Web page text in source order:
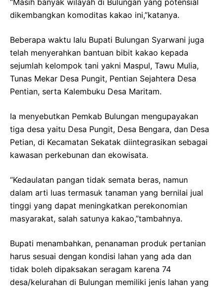
“Masih banyak wilayah di Bulungan yang potensial
dikembangkan komoditas kakao ini,”katanya.
Beberapa waktu lalu Bupati Bulungan Syarwani juga
telah menyerahkan bantuan bibit kakao kepada
sejumlah kelompok tani yakni Maspul, Tawu Mulia,
Tunas Mekar Desa Pungit, Pentian Sejahtera Desa
Pentian, serta Kalembuku Desa Maritam.
Ia menyebutkan Pemkab Bulungan mengupayakan
tiga desa yaitu Desa Pungit, Desa Bengara, dan Desa
Petian, di Kecamatan Sekatak diintegrasikan sebagai
kawasan perkebunan dan ekowisata.
“Kedaulatan pangan tidak semata beras, namun
dalam arti luas termasuk tanaman yang bernilai jual
tinggi yang dapat meningkatkan perekonomian
masyarakat, salah satunya kakao,”tambahnya.
Bupati menambahkan, penanaman produk pertanian
harus sesuai dengan kondisi lahan yang ada dan
tidak boleh dipaksakan seragam karena 74
desa/kelurahan di Bulungan memiliki jenis lahan yang